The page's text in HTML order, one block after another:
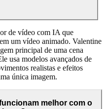
de vídeo com IA que
um vídeo animado. Valentine
principal de uma cena
usa modelos avançados de
realistas e efeitos
única imagem.
melhor com o